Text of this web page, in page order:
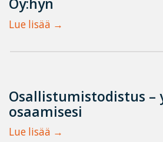
Lue lisää
Osallistumistodistus –
osaamisesi
Lue lisää